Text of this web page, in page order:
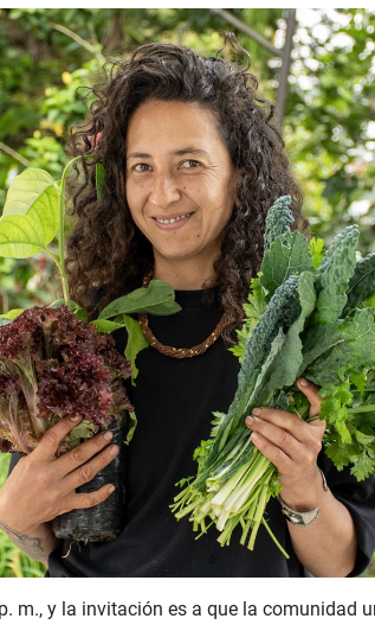
m., y la invitación es a que la comunidad